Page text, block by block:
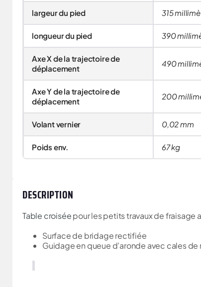
largeur du pied 315
longueur du pied 390
Axe X de la trajectoire de
déplacement
490
Axe Y de la trajectoire de
déplacement
200
Volant vernier 0,02 mm
Poids env. 67 kg
DESCRIPTION
Table croiséepour les petits travaux de fraisage
Surface de bridage rectifiée
Guidage en queue d’aronde avec cales